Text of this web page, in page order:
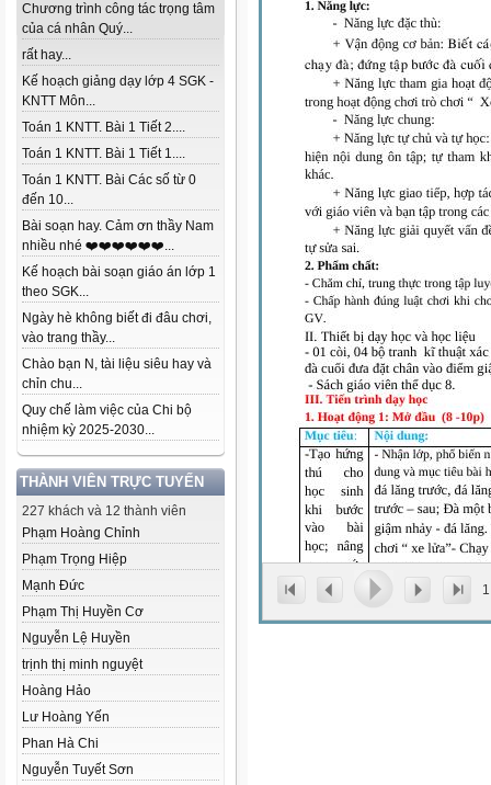
Chương trình công tác trọng tâm
của cá nhân Quý...
rất hay...
Kế hoạch giảng dạy lớp 4 SGK -
KNTT Môn...
Toán 1 KNTT. Bài 1 Tiết 2....
Toán 1 KNTT. Bài 1 Tiết 1....
Toán 1 KNTT. Bài Các số từ 0
đến 10...
Bài soạn hay. Cảm ơn thầy Nam
nhiều nhé ❤️❤️❤️❤️❤️❤️...
Kế hoạch bài soạn giáo án lớp 1
theo SGK...
Ngày hè không biết đi đâu chơi,
vào trang thầy...
Chào bạn N, tài liệu siêu hay và
chỉn chu...
Quy chế làm việc của Chi bộ
nhiệm kỳ 2025-2030...
THÀNH VIÊN TRỰC TUYẾN
227 khách và 12 thành viên
Phạm Hoàng Chỉnh
Phạm Trọng Hiệp
Mạnh Đức
Phạm Thị Huyền Cơ
Nguyễn Lệ Huyền
trịnh thị minh nguyệt
Hoàng Hảo
Lư Hoàng Yến
Phan Hà Chi
Nguyễn Tuyết Sơn
1